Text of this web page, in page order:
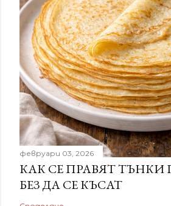
февруари 03, 2026
КАК СЕ ПРАВЯТ
БЕЗ ДА СЕ КЪСАТ